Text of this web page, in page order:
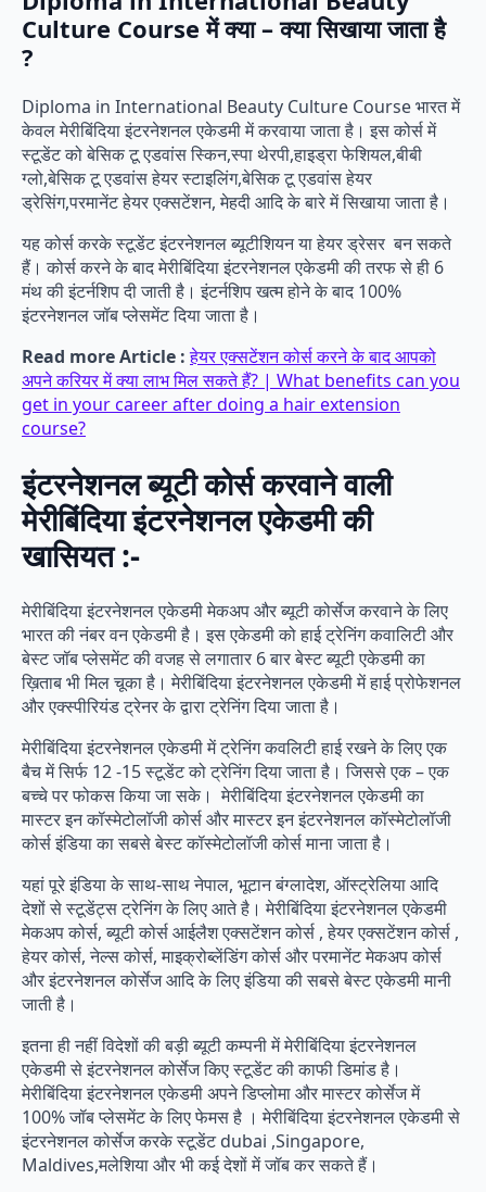
Culture Course में क्या – क्या सिखाया जाता है
?
Diploma in International Beauty Culture Course भारत में
केवल मेरीबिंदिया इंटरनेशनल एकेडमी में करवाया जाता है। इस कोर्स में
स्टूडेंट को बेसिक टू एडवांस स्किन,स्पा थेरपी,हाइड्रा फेशियल,बीबी
ग्लो,बेसिक टू एडवांस हेयर स्टाइलिंग,बेसिक टू एडवांस हेयर
ड्रेसिंग,परमानेंट हेयर एक्सटेंशन, मेहदी आदि के बारे में सिखाया जाता है।
यह कोर्स करके स्टूडेंट इंटरनेशनल ब्यूटीशियन या हेयर ड्रेसर बन सकते
हैं। कोर्स करने के बाद मेरीबिंदिया इंटरनेशनल एकेडमी की तरफ से ही 6
मंथ की इंटर्नशिप दी जाती है। इंटर्नशिप खत्म होने के बाद 100%
इंटरनेशनल जॉब प्लेसमेंट दिया जाता है।
Read more Article :हेयर एक्सटेंशन कोर्स करने के बाद आपको
अपने करियर में क्या लाभ मिल सकते हैं? | What benefits can you
get in your career after doing a hair extension
course?
इंटरनेशनल ब्यूटी कोर्स करवाने वाली
मेरीबिंदिया इंटरनेशनल एकेडमी की
खासियत :-
मेरीबिंदिया इंटरनेशनल एकेडमी मेकअप और ब्यूटी कोर्सेज करवाने के लिए
भारत की नंबर वन एकेडमी है। इस एकेडमी को हाई ट्रेनिंग कवालिटी और
बेस्ट जॉब प्लेसमेंट की वजह से लगातार 6 बार बेस्ट ब्यूटी एकेडमी का
ख़िताब भी मिल चूका है। मेरीबिंदिया इंटरनेशनल एकेडमी में हाई प्रोफेशनल
और एक्स्पीरियंड ट्रेनर के द्वारा ट्रेनिंग दिया जाता है।
मेरीबिंदिया इंटरनेशनल एकेडमी में ट्रेनिंग कवलिटी हाई रखने के लिए एक
बैच में सिर्फ 12 -15 स्टूडेंट को ट्रेनिंग दिया जाता है। जिससे एक – एक
बच्चे पर फोकस किया जा सके। मेरीबिंदिया इंटरनेशनल एकेडमी का
मास्टर इन कॉस्मेटोलॉजी कोर्स और मास्टर इन इंटरनेशनल कॉस्मेटोलॉजी
कोर्स इंडिया का सबसे बेस्ट कॉस्मेटोलॉजी कोर्स माना जाता है।
यहां पूरे इंडिया के साथ-साथ नेपाल, भूटान बंग्लादेश, ऑस्ट्रेलिया आदि
देशों से स्टूडेंट्स ट्रेनिंग के लिए आते है। मेरीबिंदिया इंटरनेशनल एकेडमी
मेकअप कोर्स, ब्यूटी कोर्स आईलैश एक्सटेंशन कोर्स , हेयर एक्सटेंशन कोर्स ,
हेयर कोर्स, नेल्स कोर्स, माइक्रोब्लेंडिंग कोर्स और परमानेंट मेकअप कोर्स
और इंटरनेशनल कोर्सेज आदि के लिए इंडिया की सबसे बेस्ट एकेडमी मानी
जाती है।
इतना ही नहीं विदेशों की बड़ी ब्यूटी कम्पनी में मेरीबिंदिया इंटरनेशनल
एकेडमी से इंटरनेशनल कोर्सेज किए स्टूडेंट की काफी डिमांड है।
मेरीबिंदिया इंटरनेशनल एकेडमी अपने डिप्लोमा और मास्टर कोर्सेज में
100% जॉब प्लेसमेंट के लिए फेमस है । मेरीबिंदिया इंटरनेशनल एकेडमी से
इंटरनेशनल कोर्सेज करके स्टूडेंट dubai ,Singapore,
Maldives,मलेशिया और भी कई देशों में जॉब कर सकते हैं।